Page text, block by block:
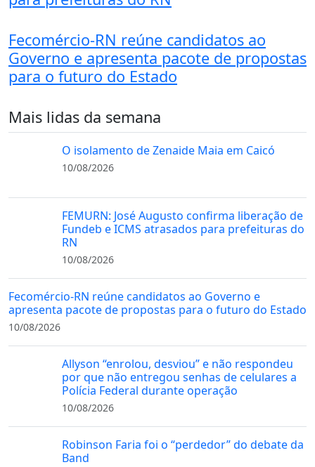
Fecomércio-RN reúne candidatos ao
Governo e apresenta pacote de propostas
para o futuro do Estado
Mais lidas da semana
O isolamento de Zenaide Maia em Caicó
10/08/2026
FEMURN: José Augusto confirma liberação de
Fundeb e ICMS atrasados para prefeituras do
RN
10/08/2026
Fecomércio-RN reúne candidatos ao Governo e
apresenta pacote de propostas para o futuro do Estado
10/08/2026
Allyson “enrolou, desviou” e não respondeu
por que não entregou senhas de celulares a
Polícia Federal durante operação
10/08/2026
Robinson Faria foi o “perdedor” do debate da
Band